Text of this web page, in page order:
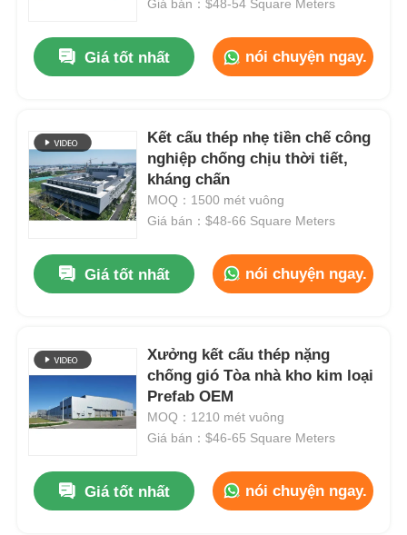
Giá bán：$48-54 Square Meters
Giá tốt nhất nói chuyện ngay.
Kết cấu thép nhẹ tiền chế công
nghiệp chống chịu thời tiết,
kháng chấn
MOQ：1500 mét vuông
Giá bán：$48-66 Square Meters
Giá tốt nhất nói chuyện ngay.
Xưởng kết cấu thép nặng
chống gió Tòa nhà kho kim loại
Prefab OEM
MOQ：1210 mét vuông
Giá bán：$46-65 Square Meters
Giá tốt nhất nói chuyện ngay.